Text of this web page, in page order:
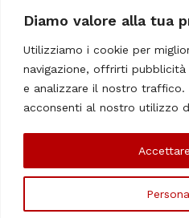
Diamo valore alla tua
Utilizziamo i cookie per
navigazione, offrirti
e analizzare il nostro traffico.
acconsenti al nostro utilizzo
ItaliaChiamaItalia, il TUO
Dedicato in particolare a tutti
Tutti i diritti sono riservati.
Le Firme
©Copyright 2006/2020 -